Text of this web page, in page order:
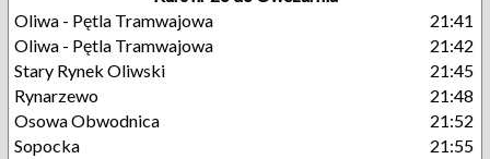
Oliwa - Pętla Tramwajowa
21:41
Oliwa - Pętla Tramwajowa
21:42
Stary Rynek Oliwski
21:45
Rynarzewo
21:48
Osowa Obwodnica
21:52
Sopocka
21:55